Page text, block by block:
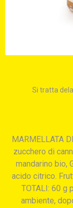
Si tratta
MARMELLATA
zucchero di
mandarino bio,
acido citrico.
TOTALI: 60 g
ambiente,